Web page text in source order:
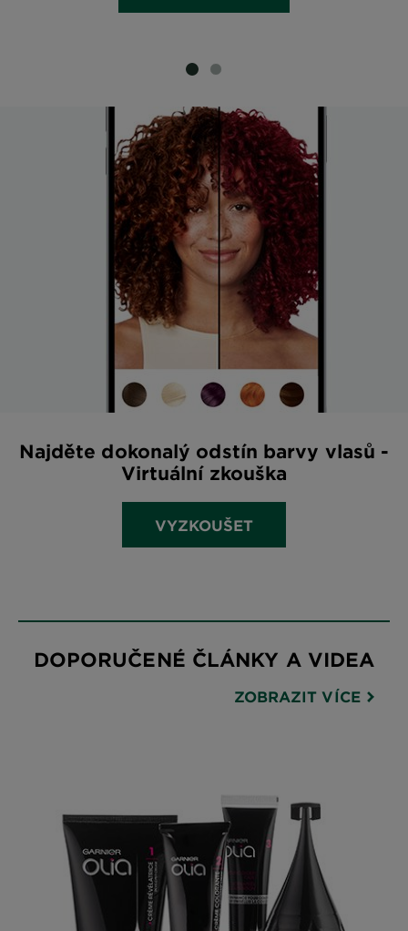
SLIDE 1SLIDE 2
Najděte dokonalý odstín barvy vlasů -
Virtuální zkouška
VYZKOUŠET
DOPORUČENÉ ČLÁNKY A VIDEA
ZOBRAZIT VÍCE